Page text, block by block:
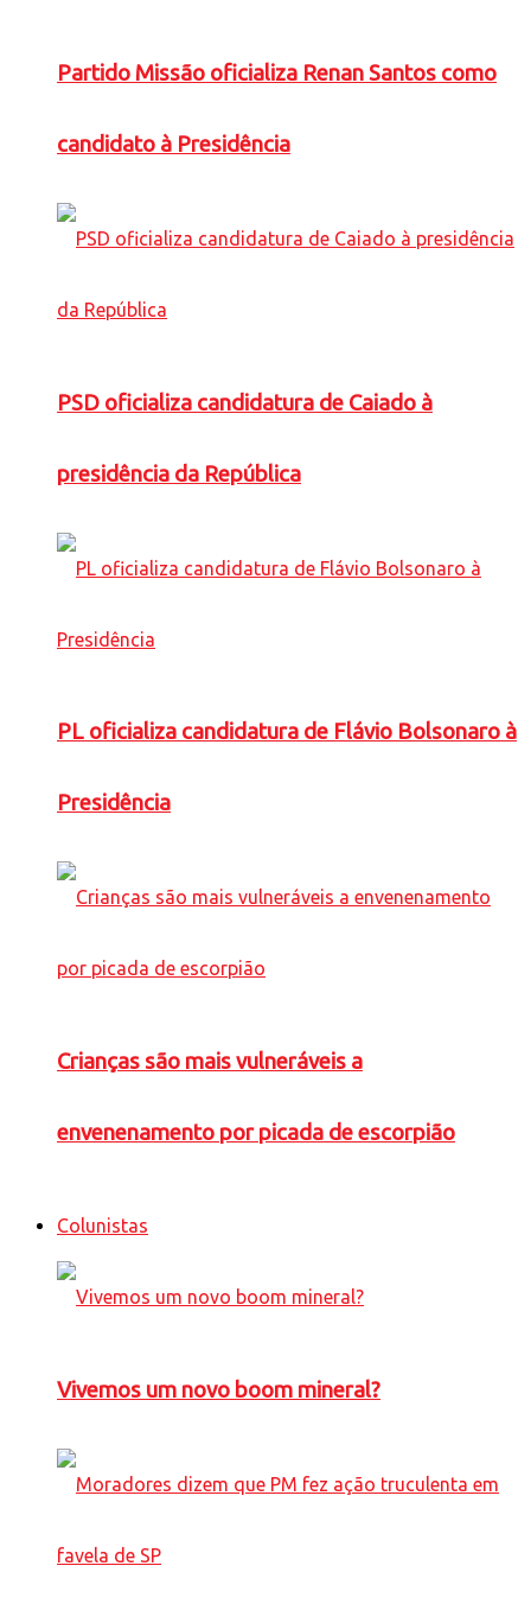
Partido Missão oficializa Renan Santos como
candidato à Presidência
PSD oficializa candidatura de Caiado à
presidência da República
PL oficializa candidatura de Flávio Bolsonaro à
Presidência
Crianças são mais vulneráveis a
envenenamento por picada de escorpião
Colunistas
Vivemos um novo boom mineral?